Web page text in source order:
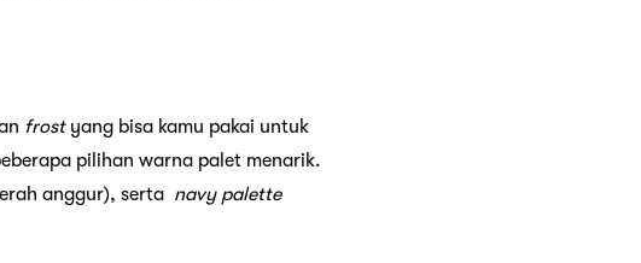
frost yang bisa kamu pakai untuk
pilihan warna palet menarik.
anggur), serta navy palette